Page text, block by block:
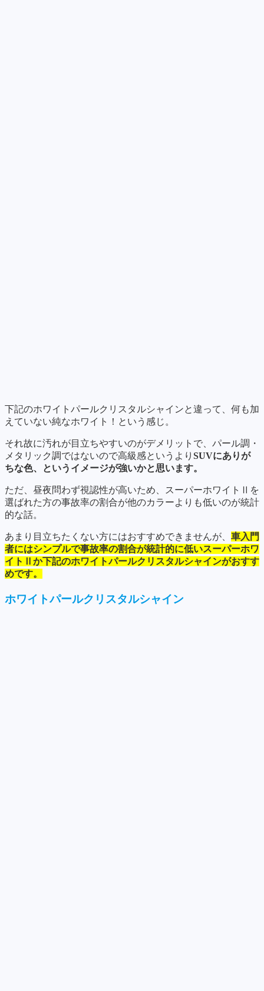
下記のホワイトパールクリスタルシャインと違って、何も加
えていない純なホワイト！という感じ。
それ故に汚れが目立ちやすいのがデメリットで、パール調・
メタリック調ではないので高級感というより SUVにありが
ちな色、というイメージが強いかと思います。
ただ、昼夜問わず視認性が高いため、スーパーホワイトⅡを
選ばれた方の事故率の割合が他のカラーよりも低いのが統計
的な話。
あまり目立ちたくない方にはおすすめできませんが、 車入門
者にはシンプルで事故率の割合が統計的に低いスーパーホワ
イトⅡか下記のホワイトパールクリスタルシャインがおすす
めです。
ホワイトパールクリスタルシャイン